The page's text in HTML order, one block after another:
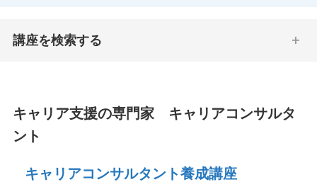
講座を検索する
キャリア支援の専門家 キャリアコンサルタ
ント
キャリアコンサルタント養成講座